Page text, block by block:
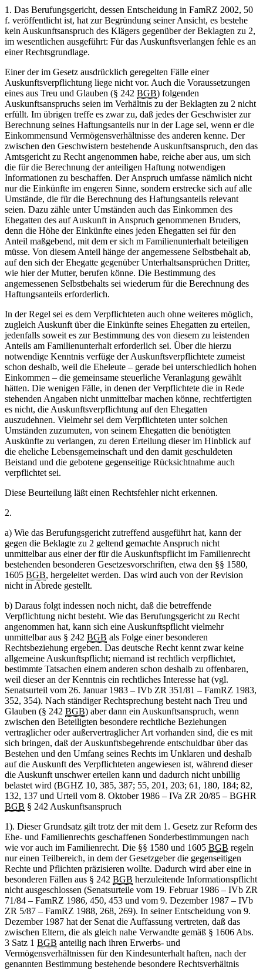
1. Das Berufungsgericht, dessen Entscheidung in FamRZ 2002, 50
f. veröffentlicht ist, hat zur Begründung seiner Ansicht, es bestehe
kein Auskunftsanspruch des Klägers gegenüber der Beklagten zu 2,
im wesentlichen ausgeführt: Für das Auskunftsverlangen fehle es an
einer Rechtsgrundlage.
Einer der im Gesetz ausdrücklich geregelten Fälle einer
Auskunftsverpflichtung liege nicht vor. Auch die Voraussetzungen
eines aus Treu und Glauben (§ 242 BGB) folgenden
Auskunftsanspruchs seien im Verhältnis zu der Beklagten zu 2 nicht
erfüllt. Im übrigen treffe es zwar zu, daß jedes der Geschwister zur
Berechnung seines Haftungsanteils nur in der Lage sei, wenn er die
Einkommensund Vermögensverhältnisse des anderen kenne. Der
zwischen den Geschwistern bestehende Auskunftsanspruch, den das
Amtsgericht zu Recht angenommen habe, reiche aber aus, um sich
die für die Berechnung der anteiligen Haftung notwendigen
Informationen zu beschaffen. Der Anspruch umfasse nämlich nicht
nur die Einkünfte im engeren Sinne, sondern erstrecke sich auf alle
Umstände, die für die Berechnung des Haftungsanteils relevant
seien. Dazu zähle unter Umständen auch das Einkommen des
Ehegatten des auf Auskunft in Anspruch genommenen Bruders,
denn die Höhe der Einkünfte eines jeden Ehegatten sei für den
Anteil maßgebend, mit dem er sich m Familienunterhalt beteiligen
müsse. Von diesem Anteil hänge der angemessene Selbstbehalt ab,
auf den sich der Ehegatte gegenüber Unterhaltsansprüchen Dritter,
wie hier der Mutter, berufen könne. Die Bestimmung des
angemessenen Selbstbehalts sei wiederum für die Berechnung des
Haftungsanteils erforderlich.
In der Regel sei es dem Verpflichteten auch ohne weiteres möglich,
zugleich Auskunft über die Einkünfte seines Ehegatten zu erteilen,
jedenfalls soweit es zur Bestimmung des von diesem zu leistenden
Anteils am Familienunterhalt erforderlich sei. Über die hierzu
notwendige Kenntnis verfüge der Auskunftsverpflichtete zumeist
schon deshalb, weil die Eheleute – gerade bei unterschiedlich hohen
Einkommen – die gemeinsame steuerliche Veranlagung gewählt
hätten. Die wenigen Fälle, in denen der Verpflichtete die in Rede
stehenden Angaben nicht unmittelbar machen könne, rechtfertigten
es nicht, die Auskunftsverpflichtung auf den Ehegatten
auszudehnen. Vielmehr sei dem Verpflichteten unter solchen
Umständen zuzumuten, von seinem Ehegatten die benötigten
Auskünfte zu verlangen, zu deren Erteilung dieser im Hinblick auf
die eheliche Lebensgemeinschaft und den damit geschuldeten
Beistand und die gebotene gegenseitige Rücksichtnahme auch
verpflichtet sei.
Diese Beurteilung läßt einen Rechtsfehler nicht erkennen.
2.
a) Wie das Berufungsgericht zutreffend ausgeführt hat, kann der
gegen die Beklagte zu 2 geltend gemachte Anspruch nicht
unmittelbar aus einer der für die Auskunftspflicht im Familienrecht
bestehenden besonderen Gesetzesvorschriften, etwa den §§ 1580,
1605 BGB, hergeleitet werden. Das wird auch von der Revision
nicht in Abrede gestellt.
b) Daraus folgt indessen noch nicht, daß die betreffende
Verpflichtung nicht besteht. Wie das Berufungsgericht zu Recht
angenommen hat, kann sich eine Auskunftspflicht vielmehr
unmittelbar aus § 242 BGB als Folge einer besonderen
Rechtsbeziehung ergeben. Das deutsche Recht kennt zwar keine
allgemeine Auskunftspflicht; niemand ist rechtlich verpflichtet,
bestimmte Tatsachen einem anderen schon deshalb zu offenbaren,
weil dieser an der Kenntnis ein rechtliches Interesse hat (vgl.
Senatsurteil vom 26. Januar 1983 – IVb ZR 351/81 – FamRZ 1983,
352, 354). Nach ständiger Rechtsprechung besteht nach Treu und
Glauben (§ 242 BGB) aber dann ein Auskunftsanspruch, wenn
zwischen den Beteiligten besondere rechtliche Beziehungen
vertraglicher oder außervertraglicher Art vorhanden sind, die es mit
sich bringen, daß der Auskunftsbegehrende entschuldbar über das
Bestehen und den Umfang seines Rechts im Unklaren und deshalb
auf die Auskunft des Verpflichteten angewiesen ist, während dieser
die Auskunft unschwer erteilen kann und dadurch nicht unbillig
belastet wird (BGHZ 10, 385, 387; 55, 201, 203; 61, 180, 184; 82,
132, 137 und Urteil vom 8. Oktober 1986 – IVa ZR 20/85 – BGHR
BGB § 242 Auskunftsanspruch
1). Dieser Grundsatz gilt trotz der mit dem 1. Gesetz zur Reform des
Ehe- und Familienrechts geschaffenen Sonderbestimmungen nach
wie vor auch im Familienrecht. Die §§ 1580 und 1605 BGB regeln
nur einen Teilbereich, in dem der Gesetzgeber die gegenseitigen
Rechte und Pflichten präzisieren wollte. Dadurch wird aber eine in
besonderen Fällen aus § 242 BGB herzuleitende Informationspflicht
nicht ausgeschlossen (Senatsurteile vom 19. Februar 1986 – IVb ZR
71/84 – FamRZ 1986, 450, 453 und vom 9. Dezember 1987 – IVb
ZR 5/87 – FamRZ 1988, 268, 269). In seiner Entscheidung von 9.
Dezember 1987 hat der Senat die Auffassung vertreten, daß das
zwischen Eltern, die als gleich nahe Verwandte gemäß § 1606 Abs.
3 Satz 1 BGB anteilig nach ihren Erwerbs- und
Vermögensverhältnissen für den Kindesunterhalt haften, nach der
genannten Bestimmung bestehende besondere Rechtsverhältnis